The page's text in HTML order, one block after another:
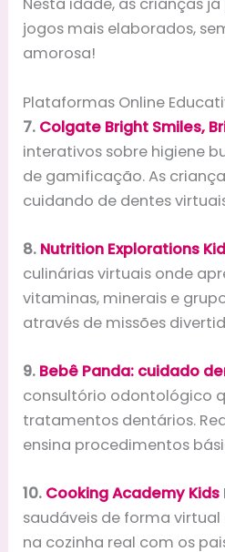
Nesta idade, as crianças
jogos mais elaborados,
amorosa!
Plataformas Online
7. Colgate Bright Smiles,
interativos sobre higiene
de gamificação. As
cuidando de dentes
8. Nutrition Explorations
culinárias virtuais onde
vitaminas, minerais e
através de missões
9. Bebê Panda: cuidado
consultório odontológico
tratamentos dentários.
ensina procedimentos
10. Cooking Academy Kids
saudáveis de forma
na cozinha real com os